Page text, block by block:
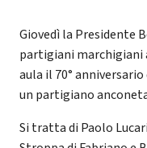
Giovedì la Presidente
partigiani marchigiani
aula il 70°
un partigiano
Si tratta di Paolo